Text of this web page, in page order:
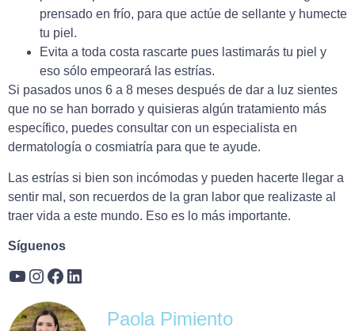
prensado en frío, para que actúe de sellante y humecte
tu piel.
Evita a toda costa rascarte pues lastimarás tu piel y
eso sólo empeorará las estrías.
Si pasados unos 6 a 8 meses después de dar a luz sientes
que no se han borrado y quisieras algún tratamiento más
específico, puedes consultar con un especialista en
dermatología o cosmiatría para que te ayude.
Las estrías si bien son incómodas y pueden hacerte llegar a
sentir mal, son recuerdos de la gran labor que realizaste al
traer vida a este mundo. Eso es lo más importante.
Síguenos
Paola Pimiento